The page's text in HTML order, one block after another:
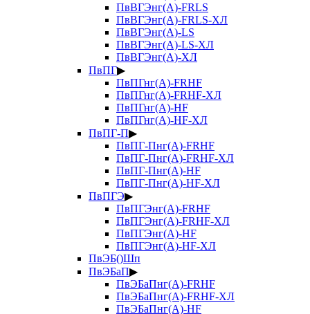
ПвВГЭнг(А)-FRLS
ПвВГЭнг(А)-FRLS-ХЛ
ПвВГЭнг(А)-LS
ПвВГЭнг(А)-LS-ХЛ
ПвВГЭнг(А)-ХЛ
ПвПГ▶
ПвПГнг(А)-FRHF
ПвПГнг(А)-FRHF-ХЛ
ПвПГнг(А)-HF
ПвПГнг(А)-HF-ХЛ
ПвПГ-П▶
ПвПГ-Пнг(А)-FRHF
ПвПГ-Пнг(А)-FRHF-ХЛ
ПвПГ-Пнг(А)-HF
ПвПГ-Пнг(А)-HF-ХЛ
ПвПГЭ▶
ПвПГЭнг(А)-FRHF
ПвПГЭнг(А)-FRHF-ХЛ
ПвПГЭнг(А)-HF
ПвПГЭнг(А)-HF-ХЛ
ПвЭБ()Шп
ПвЭБаП▶
ПвЭБаПнг(А)-FRHF
ПвЭБаПнг(А)-FRHF-ХЛ
ПвЭБаПнг(А)-HF